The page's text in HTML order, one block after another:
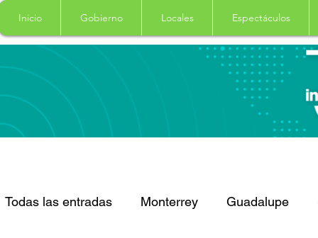
Inicio Gobierno Locales Espectáculos
Todas las entradas Monterrey Guadalupe